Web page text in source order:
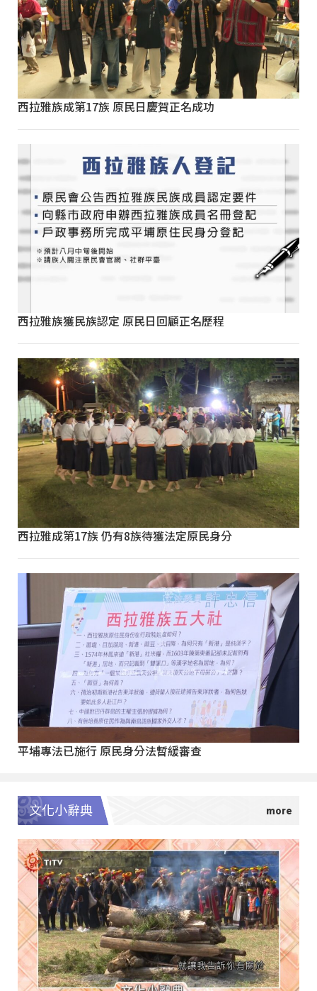
西拉雅族成第17族 原民日慶賀正名成功
西拉雅族獲民族認定 原民日回顧正名歷程
西拉雅成第17族 仍有8族待獲法定原民身分
平埔專法已施行 原民身分法暫緩審查
文化小辭典